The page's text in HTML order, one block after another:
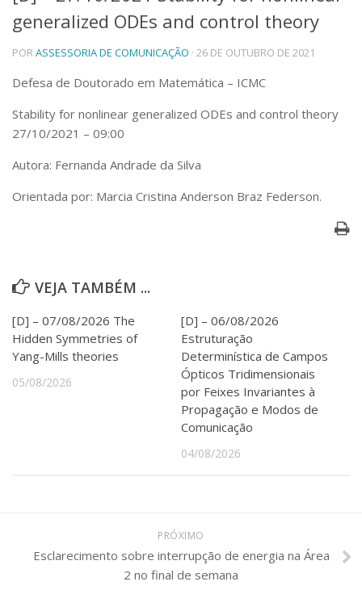
Telefones e Mapas
Pessoas
Ensino
Graduação
Educação a distância
Cursos de Extensão
Centros, Núcleos e Projetos em Rede
Extensão à Comunidade
Artes, Cultura e Esportes
Museus e Espaços Interativos
Serviços
Segurança, Trânsito e Prevenção
Agenda de Eventos
Defesa de Teses
generalized ODEs and control theory
PORASSESSORIA DE COMUNICAÇÃO · 26 DE OUTUBRO DE 2021
Defesa de Doutorado em Matemática – ICMC
Stability for nonlinear generalized ODEs and control theory
27/10/2021 – 09:00
Autora: Fernanda Andrade da Silva
Orientada por: Marcia Cristina Anderson Braz Federson.
VEJA TAMBÉM ...
[D] – 07/08/2026 The
Hidden Symmetries of
Yang-Mills theories
05/08/2026
[D] – 06/08/2026
Estruturação
Determinística de Campos
Ópticos Tridimensionais
por Feixes Invariantes à
Propagação e Modos de
Comunicação
04/08/2026
PRÓXIMO
Esclarecimento sobre interrupção de energia na Área
2 no final de semana